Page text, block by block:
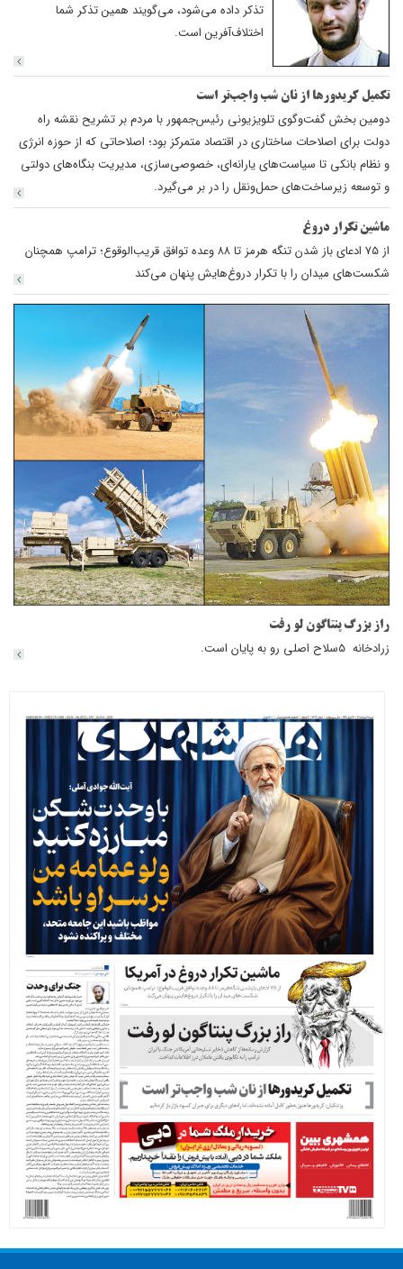
تذکر داده می‌شود، می‌گویند همین تذکر شما
اختلاف‌آفرین است.
تکمیل کریدورها از نان شب واجب‌تر است
دومین بخش گفت‌وگوی تلویزیونی رئیس‌جمهور با مردم بر تشریح نقشه راه
دولت برای اصلاحات ساختاری در اقتصاد متمرکز بود؛ اصلاحاتی که از حوزه انرژی
و نظام بانکی تا سیاست‌های یارانه‌ای، خصوصی‌سازی، مدیریت بنگاه‌های دولتی
و توسعه زیرساخت‌های حمل‌ونقل را در بر می‌گیرد.
ماشین تکرار دروغ
از ۷۵ ادعای باز شدن تنگه هرمز تا ۸۸ وعده توافق قریب‌الوقوع؛ ترامپ همچنان
شکست‌های میدان را با تکرار دروغ‌هایش پنهان می‌کند
راز بزرگ پنتاگون لو رفت
زرادخانه ‌ 5سلاح اصلی رو به پایان است.